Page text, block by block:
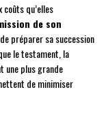
qu’elles
de son
préparer sa succession
le testament, la
une plus grande
de minimiser